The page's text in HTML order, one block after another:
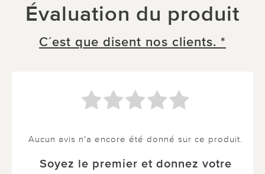
Évaluation du produit
C´est que disent nos clients. *
Aucun avis n'a encore été donné sur ce produit.
Soyez le premier et donnez votre